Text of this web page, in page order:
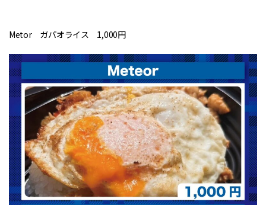
Metor ガパオライス 1,000円